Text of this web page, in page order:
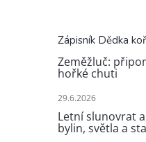
Zápisník Dědka
Zeměžluč:
hořké chuti
29.6.2026
Letní slunovrat
bylin, světla a